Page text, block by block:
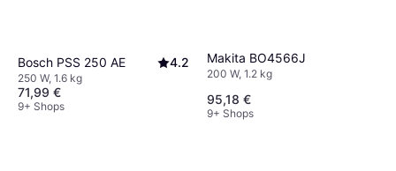
Bosch PSS 250 AE 4.2
250 W, 1.6 kg
71,99 €
9+ Shops
Makita BO4566J
200 W, 1.2 kg
95,18 €
9+ Shops